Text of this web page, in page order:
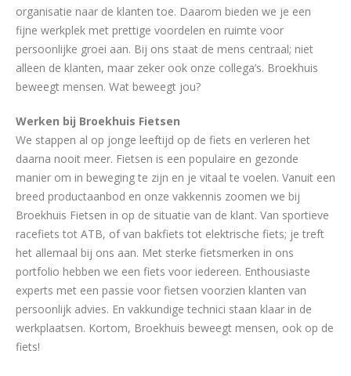
organisatie naar de klanten toe. Daarom bieden we je een
fijne werkplek met prettige voordelen en ruimte voor
persoonlijke groei aan. Bij ons staat de mens centraal; niet
alleen de klanten, maar zeker ook onze collega’s. Broekhuis
beweegt mensen. Wat beweegt jou?
Werken bij Broekhuis Fietsen
We stappen al op jonge leeftijd op de fiets en verleren het
daarna nooit meer. Fietsen is een populaire en gezonde
manier om in beweging te zijn en je vitaal te voelen. Vanuit een
breed productaanbod en onze vakkennis zoomen we bij
Broekhuis Fietsen in op de situatie van de klant. Van sportieve
racefiets tot ATB, of van bakfiets tot elektrische fiets; je treft
het allemaal bij ons aan. Met sterke fietsmerken in ons
portfolio hebben we een fiets voor iedereen. Enthousiaste
experts met een passie voor fietsen voorzien klanten van
persoonlijk advies. En vakkundige technici staan klaar in de
werkplaatsen. Kortom, Broekhuis beweegt mensen, ook op de
fiets!